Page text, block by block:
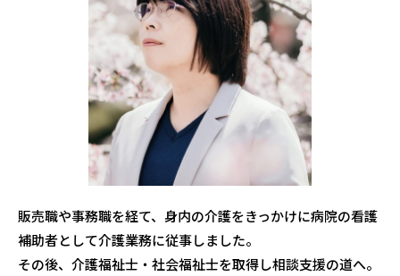
販売職や事務職を経て、身内の介護をきっかけに病院の看護
補助者として介護業務に従事しました。
その後、介護福祉士・社会福祉士を取得し相談支援の道へ。